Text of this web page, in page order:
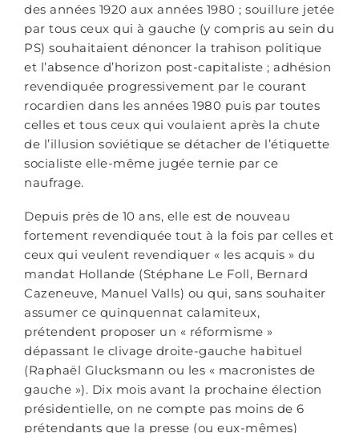
des années 1920 aux années 1980 ; souillure jetée
par tous ceux qui à gauche (y compris au sein du
PS) souhaitaient dénoncer la trahison politique
et l’absence d’horizon post-capitaliste ; adhésion
revendiquée progressivement par le courant
rocardien dans les années 1980 puis par toutes
celles et tous ceux qui voulaient après la chute
de l’illusion soviétique se détacher de l’étiquette
socialiste elle-même jugée ternie par ce
naufrage.
Depuis près de 10 ans, elle est de nouveau
fortement revendiquée tout à la fois par celles et
ceux qui veulent revendiquer « les acquis » du
mandat Hollande (Stéphane Le Foll, Bernard
Cazeneuve, Manuel Valls) ou qui, sans souhaiter
assumer ce quinquennat calamiteux,
prétendent proposer un « réformisme »
dépassant le clivage droite-gauche habituel
(Raphaël Glucksmann ou les « macronistes de
gauche »). Dix mois avant la prochaine élection
présidentielle, on ne compte pas moins de 6
prétendants que la presse (ou eux-mêmes)